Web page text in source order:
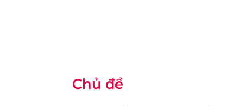
Chủ đề